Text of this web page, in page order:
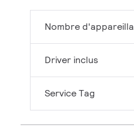
Nombre
Driver inclus
Service Tag